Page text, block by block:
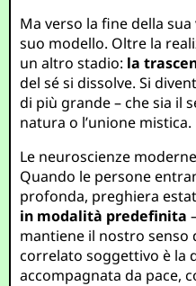
Ma verso la fine della
suo modello. Oltre la
un altro stadio: la
del sé si dissolve. Si
di più grande – che sia il
natura o l’unione mistica.
Le neuroscienze
Quando le persone
profonda, preghiera
in modalità predefinita
mantiene il nostro senso
correlato soggettivo è la
accompagnata da pace,